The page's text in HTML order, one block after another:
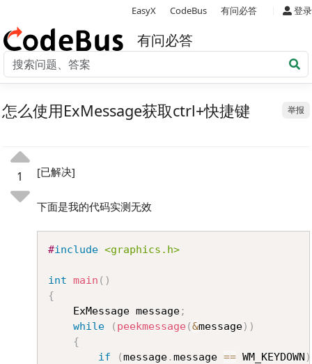
EasyX CodeBus 有问必答 登录
有问必答
举报
怎么使用ExMessage获取ctrl+快捷键
1 [已解决]
下面是我的代码实测无效
#include <graphics.h>
int main ( )
{
	ExMessage message
;
while
( peekmessage(&message) )
{
if
(message.message == WM_KEYDOWN )